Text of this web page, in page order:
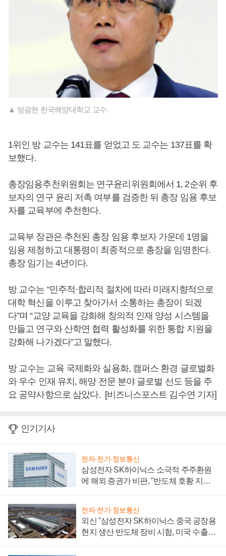
▲ 방광현 한국해양대학교 교수.
1위인 방 교수는 141표를 얻었고 도 교수는 137표를 확
보했다.
총장임용추천위원회는 연구윤리위원회에서 1, 2순위 후
보자의 연구 윤리 저촉 여부를 검증한 뒤 총장 임용 후보
자를 교육부에 추천한다.
교육부 장관은 추천된 총장 임용 후보자 가운데 1명을
임용 제청하고 대통령이 최종적으로 총장을 임명한다.
총장 임기는 4년이다.
방 교수는 “민주적·합리적 절차에 따라 미래지향적으로
대학 혁신을 이루고 찾아가서 소통하는 총장이 되겠
다”며 “교양 교육을 강화해 창의적 인재 양성 시스템을
만들고 연구와 산학연 협력 활성화를 위한 통합 지원을
강화해 나가겠다”고 말했다.
방 교수는 교육 국제화와 실용화, 캠퍼스 환경 글로벌화
와 우수 인재 유치, 해양 전문 분야 글로벌 선도 등을 주
요 공약사항으로 삼았다. [비즈니스포스트 김수연 기자]
인기기사
전자·전기·정보통신
삼성전자 SK하이닉스 소극적 주주환원
에 해외 증권가 비판, "반도체 호황 지속
전자·전기·정보통신
외신 "삼성전자 SK하이닉스 중국 공장용
현지 생산 반도체 장비 시험, 미국 수출통